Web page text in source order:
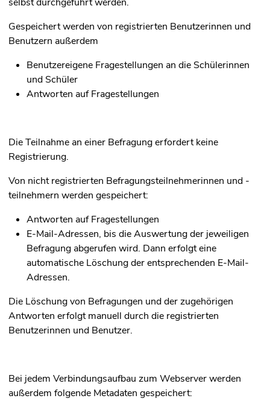
Gespeichert werden von registrierten Benutzerinnen und
Benutzern außerdem
Benutzereigene Fragestellungen an die Schülerinnen
und Schüler
Antworten auf Fragestellungen
Die Teilnahme an einer Befragung erfordert keine
Registrierung.
Von nicht registrierten Befragungsteilnehmerinnen und -
teilnehmern werden gespeichert:
Antworten auf Fragestellungen
E-Mail-Adressen, bis die Auswertung der jeweiligen
Befragung abgerufen wird. Dann erfolgt eine
automatische Löschung der entsprechenden E-Mail-
Adressen.
Die Löschung von Befragungen und der zugehörigen
Antworten erfolgt manuell durch die registrierten
Benutzerinnen und Benutzer.
Bei jedem Verbindungsaufbau zum Webserver werden
außerdem folgende Metadaten gespeichert: